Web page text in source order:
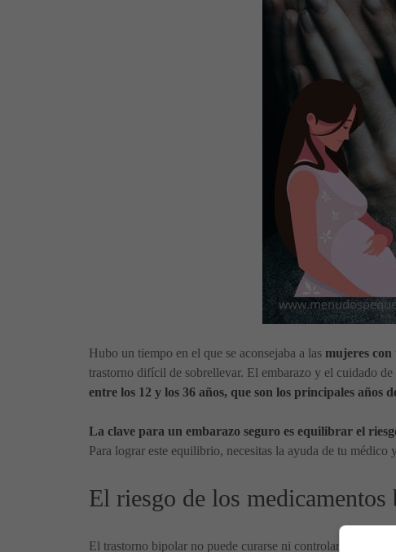
Hubo un tiempo en el que se aconsejaba a las mujeres
trastorno difícil de sobrellevar. El embarazo y el cuidado
entre los 12 y los 36 años, que son los principales años
La clave para un embarazo seguro es equilibrar el
Para lograr este equilibrio, necesitas la ayuda de tu
El riesgo de los
El trastorno bipolar no puede curarse ni controlarse sólo